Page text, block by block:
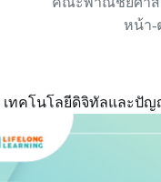
หน้า-
เทคโนโลยีดิจิทัลและปั